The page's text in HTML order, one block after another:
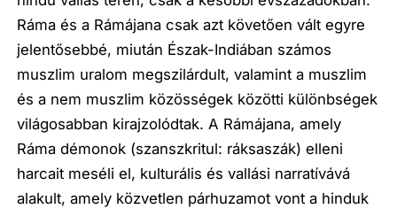
Ráma és a Rámájana csak azt követően vált egyre
jelentősebbé, miután Észak-Indiában számos
muszlim uralom megszilárdult, valamint a muszlim
és a nem muszlim közösségek közötti különbségek
világosabban kirajzolódtak. A Rámájana, amely
Ráma démonok (szanszkritul: ráksaszák) elleni
harcait meséli el, kulturális és vallási narratívává
alakult, amely közvetlen párhuzamot vont a hinduk